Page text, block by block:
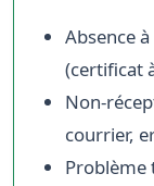
Absence
(certificat
Non-
courrier,
Problème